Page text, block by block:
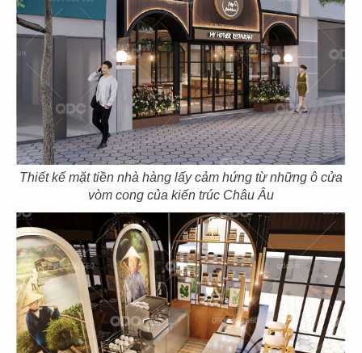
Thiết kế mặt tiền nhà hàng lấy cảm hứng từ những ô cửa
vòm cong của kiến trúc Châu Âu
THIẾT KẾ NHÀ HÀNG CƠM GÀ PHONG
NGUYÊN
Chủ đầu tư: Nhà hàng Phong Nguyên
Diện tích: 400m2
Địa điểm: 86 Lê Lợi, P.6, TP. Trà Vinh
CHI TIẾT